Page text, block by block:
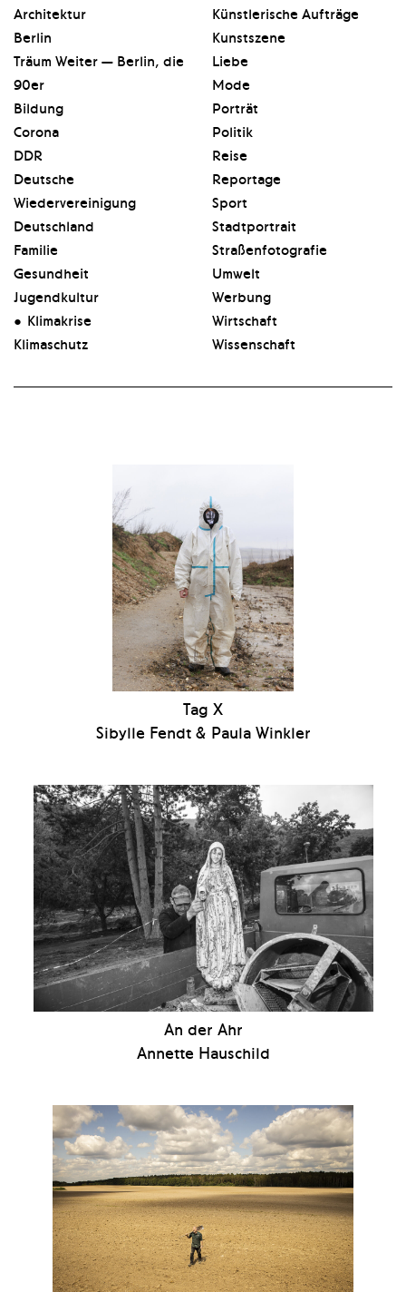
Architektur
Berlin
Träum Weiter — Berlin, die
90er
Bildung
Corona
DDR
Deutsche
Wiedervereinigung
Deutschland
Familie
Gesundheit
Jugendkultur
Klimakrise
Klimaschutz
Künstlerische Aufträge
Kunstszene
Liebe
Mode
Porträt
Politik
Reise
Reportage
Sport
Stadtpor­t­rait
Straßenfotografie
Umwelt
Werbung
Wirtschaft
Wissenschaft
Tag X
Sibylle Fendt & Paula Winkler
An der Ahr
Annette Hauschild